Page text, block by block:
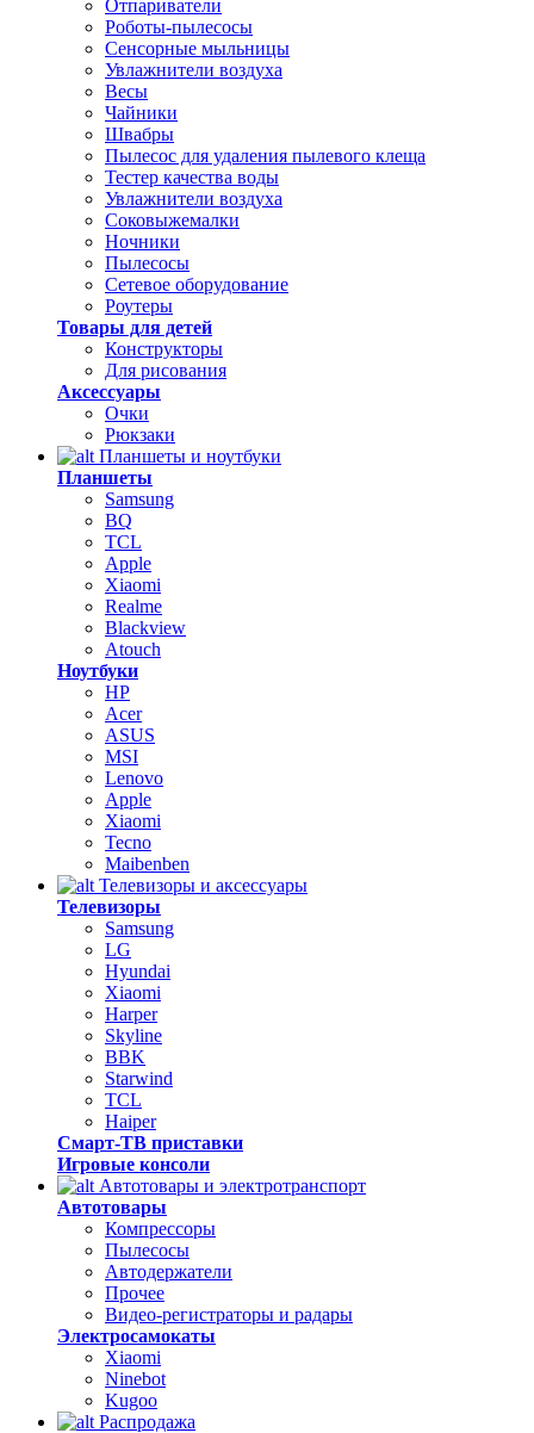
Отпариватели
Роботы-пылесосы
Сенсорные мыльницы
Увлажнители воздуха
Весы
Чайники
Швабры
Пылесос для удаления пылевого клеща
Тестер качества воды
Увлажнители воздуха
Соковыжемалки
Ночники
Пылесосы
Сетевое оборудование
Роутеры
Товары для детей
Конструкторы
Для рисования
Аксессуары
Очки
Рюкзаки
Планшеты и ноутбуки
Планшеты
Samsung
BQ
TCL
Apple
Xiaomi
Realme
Blackview
Atouch
Ноутбуки
HP
Acer
ASUS
MSI
Lenovo
Apple
Xiaomi
Tecno
Maibenben
Телевизоры и аксессуары
Телевизоры
Samsung
LG
Hyundai
Xiaomi
Harper
Skyline
BBK
Starwind
TCL
Haiper
Смарт-ТВ приставки
Игровые консоли
Автотовары и электротранспорт
Автотовары
Компрессоры
Пылесосы
Автодержатели
Прочее
Видео-регистраторы и радары
Электросамокаты
Xiaomi
Ninebot
Kugoo
Распродажа